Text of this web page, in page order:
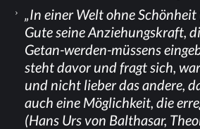
„In ei­ner Welt ohne
Gute sei­ne An­zie­hungs­kraft,
Ge­tan-wer­den-müs­sens
steht da­vor und fragt sich,
und nicht lie­ber das an­de­re,
auch eine Mög­lich­keit, die
(Hans Urs von Bal­tha­sar,